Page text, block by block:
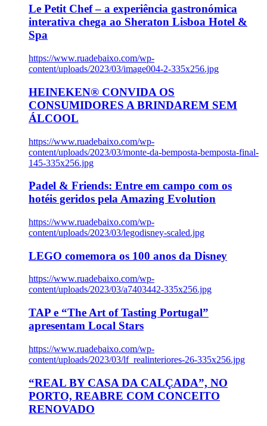
Le Petit Chef – a experiência gastronómica
interativa chega ao Sheraton Lisboa Hotel &
Spa
https://www.ruadebaixo.com/wp-
content/uploads/2023/03/image004-2-335x256.jpg
HEINEKEN® CONVIDA OS
CONSUMIDORES A BRINDAREM SEM
ÁLCOOL
https://www.ruadebaixo.com/wp-
content/uploads/2023/03/monte-da-bemposta-bemposta-final-
145-335x256.jpg
Padel & Friends: Entre em campo com os
hotéis geridos pela Amazing Evolution
https://www.ruadebaixo.com/wp-
content/uploads/2023/03/legodisney-scaled.jpg
LEGO comemora os 100 anos da Disney
https://www.ruadebaixo.com/wp-
content/uploads/2023/03/a7403442-335x256.jpg
TAP e “The Art of Tasting Portugal”
apresentam Local Stars
https://www.ruadebaixo.com/wp-
content/uploads/2023/03/lf_realinteriores-26-335x256.jpg
“REAL BY CASA DA CALÇADA”, NO
PORTO, REABRE COM CONCEITO
RENOVADO